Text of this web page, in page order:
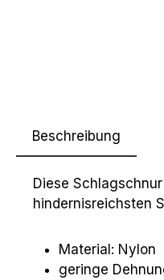
Beschreibung
Diese
hindernisreichsten
Material: Nylon
geringe